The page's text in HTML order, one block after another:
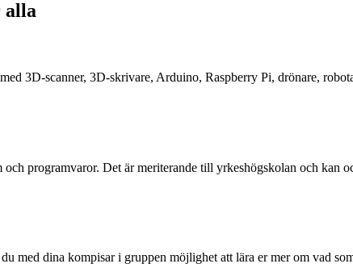
alla
3D-scanner, 3D-skrivare, Arduino, Raspberry Pi, drönare,
programvaror. Det är meriterande till yrkeshögskolan och kan
med dina kompisar i gruppen möjlighet att lära er mer om vad